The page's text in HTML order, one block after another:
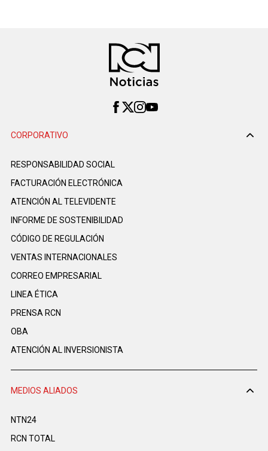
CORPORATIVO
RESPONSABILIDAD SOCIAL
FACTURACIÓN ELECTRÓNICA
ATENCIÓN AL TELEVIDENTE
INFORME DE SOSTENIBILIDAD
CÓDIGO DE REGULACIÓN
VENTAS INTERNACIONALES
CORREO EMPRESARIAL
LINEA ÉTICA
PRENSA RCN
OBA
ATENCIÓN AL INVERSIONISTA
MEDIOS ALIADOS
NTN24
RCN TOTAL